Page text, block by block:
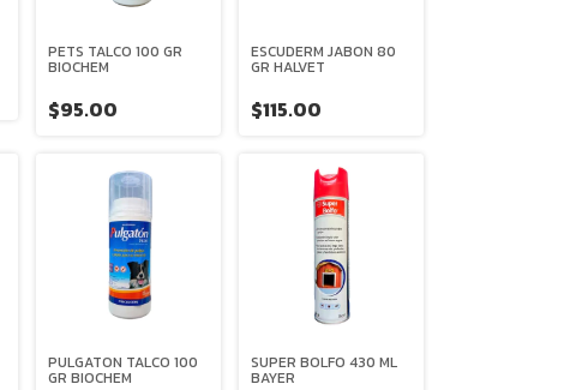
PETS TALCO 100 GR
BIOCHEM
$95.00
ESCUDERM JABON 80
GR HALVET
$115.00
PULGATON TALCO 100
GR BIOCHEM
SUPER BOLFO 430 ML
BAYER